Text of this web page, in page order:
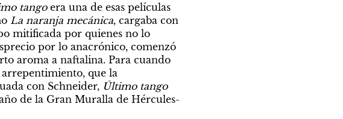
tango era una de esas películas
La naranja mecánica, cargaba con
mitificada por quienes no lo
por lo anacrónico, comenzó
aroma a naftalina. Para cuando
que la
con Schneider, Último tango
de la Gran Muralla de Hércules-